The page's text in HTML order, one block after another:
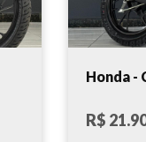
Honda -
R$